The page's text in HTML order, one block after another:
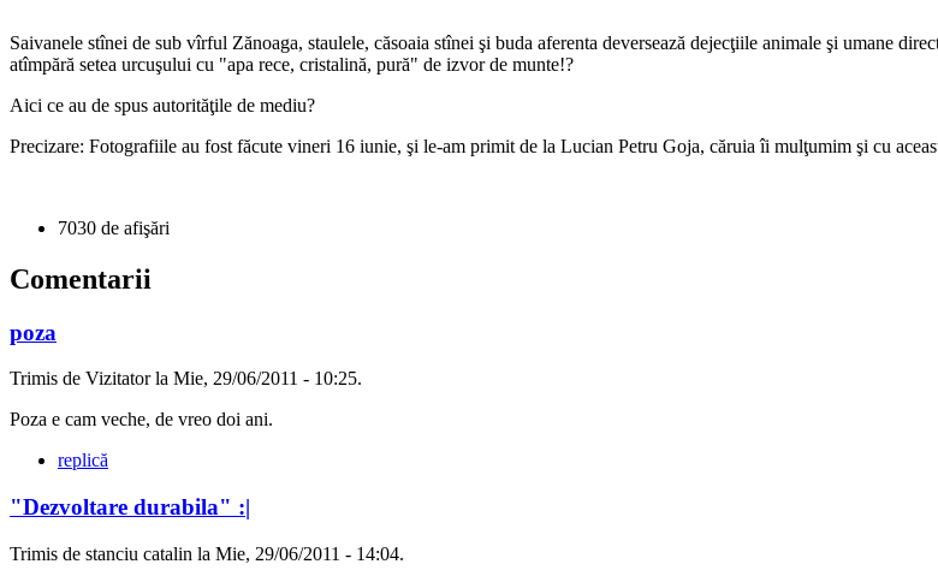
Saivanele stînei de sub vîrful Zănoaga, staulele, căsoaia stînei şi buda aferenta deversează dejecţiile animale şi umane
atîmpără setea urcuşului cu "apa rece, cristalină, pură" de izvor de munte!?
Aici ce au de spus autorităţile de mediu?
Precizare: Fotografiile au fost făcute vineri 16 iunie, şi le-am primit de la Lucian Petru Goja, căruia îi mulţumim şi cu
7030 de afişări
Comentarii
poza
Trimis de Vizitator la Mie, 29/06/2011 - 10:25.
Poza e cam veche, de vreo doi ani.
replică
"Dezvoltare durabila" :|
Trimis de stanciu catalin la Mie, 29/06/2011 - 14:04.